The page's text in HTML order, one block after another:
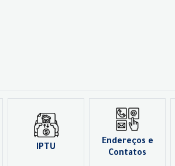
IPTU
Endereços e
Contatos